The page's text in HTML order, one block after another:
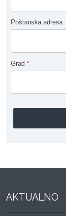
Poštanska adresa
Grad *
AKTUALNO